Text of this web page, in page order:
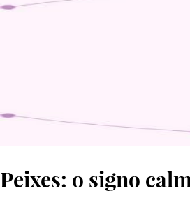
Peixes: o signo